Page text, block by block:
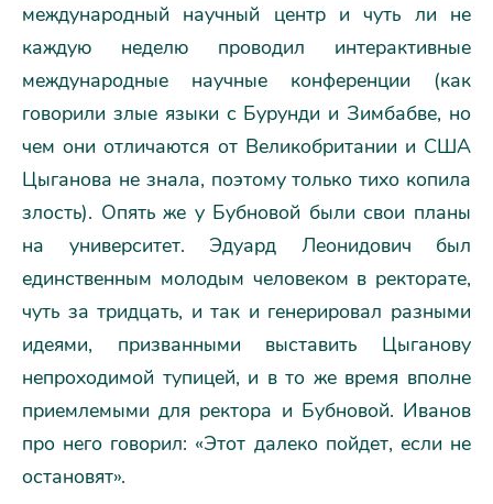
международный научный центр и чуть ли не
каждую неделю проводил интерактивные
международные научные конференции (как
говорили злые языки с Бурунди и Зимбабве, но
чем они отличаются от Великобритании и США
Цыганова не знала, поэтому только тихо копила
злость). Опять же у Бубновой были свои планы
на университет. Эдуард Леонидович был
единственным молодым человеком в ректорате,
чуть за тридцать, и так и генерировал разными
идеями, призванными выставить Цыганову
непроходимой тупицей, и в то же время вполне
приемлемыми для ректора и Бубновой. Иванов
про него говорил: «Этот далеко пойдет, если не
остановят».